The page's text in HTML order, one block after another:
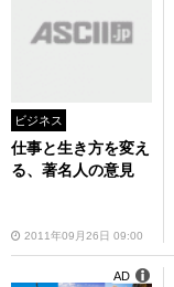
ビジネス
仕事と生き方を変え
る、著名人の意見
2011年09月26日 09:00
AD